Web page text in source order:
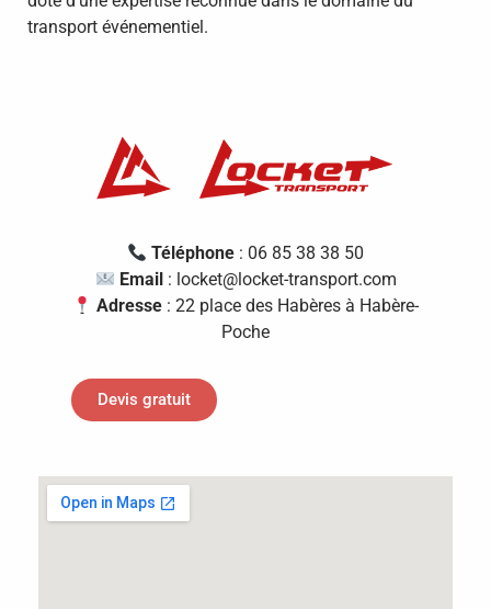
transport événementiel.
Téléphone : 06 85 38 38 50
Email : locket@locket-transport.com
Adresse : 22 place des Habères à Habère-
Poche
Devis gratuit